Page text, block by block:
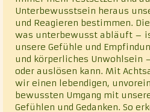
Unterbewusstsein heraus
und Reagieren bestimmen.
was unterbewusst abläuft –
unsere Gefühle und
und körperliches Unwohlsein
oder auslösen kann. Mit
wir einen lebendigen,
bewussten Umgang mit
Gefühlen und Gedanken. So